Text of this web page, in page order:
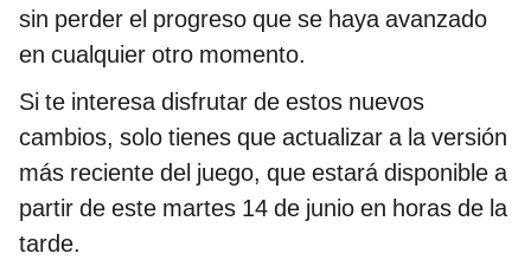
sin perder el progreso que se haya avanzado
en cualquier otro momento.
Si te interesa disfrutar de estos nuevos
cambios, solo tienes que actualizar a la versión
más reciente del juego, que estará disponible a
partir de este martes 14 de junio en horas de la
tarde.